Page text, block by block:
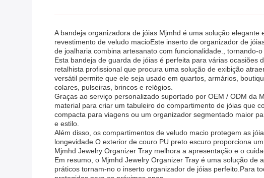
A bandeja organizadora de jóias Mjmhd é uma solução
revestimento de veludo macioEste inserto de organizador de
de joalharia combina artesanato com funcionalidade., tornando-
Esta bandeja de guarda de jóias é perfeita para várias
retalhista profissional que procura uma solução de exibição
versátil permite que ele seja usado em quartos, armários,
colares, pulseiras, brincos e relógios.
Graças ao serviço personalizado suportado por OEM / ODM da
material para criar um tabuleiro do compartimento de jóias que
compacta para viagens ou um organizador segmentado maior
e estilo.
Além disso, os compartimentos de veludo macio protegem as
longevidade.O exterior de couro PU preto escuro proporciona
Mjmhd Jewelry Organizer Tray melhora a apresentação e o
Em resumo, o Mjmhd Jewelry Organizer Tray é uma solução
práticos tornam-no o inserto organizador de jóias perfeito.Para